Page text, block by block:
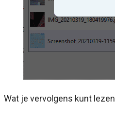
Wat je vervolgens kunt lezen